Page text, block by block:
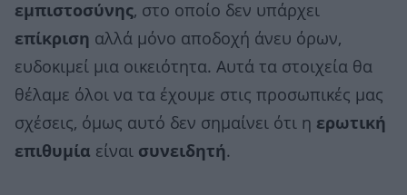
εμπιστοσύνης, στο οποίο δεν υπάρχει
επίκριση αλλά μόνο αποδοχή άνευ όρων,
ευδοκιμεί μια οικειότητα. Αυτά τα στοιχεία θα
θέλαμε όλοι να τα έχουμε στις προσωπικές μας
σχέσεις, όμως αυτό δεν σημαίνει ότι η ερωτική
επιθυμία είναι συνειδητή.